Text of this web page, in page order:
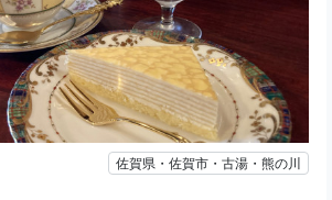
佐賀県・佐賀市・古湯・熊の川